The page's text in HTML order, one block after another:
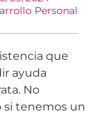
Personal
que
ayuda
No
si tenemos un